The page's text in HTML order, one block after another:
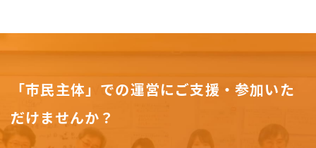
「市民主体」での運営にご支援・参加いた
だけませんか？